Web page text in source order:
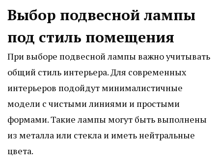
Выбор подвесной лампы
под стиль помещения
При выборе подвесной лампы важно учитывать
общий стиль интерьера. Для современных
интерьеров подойдут минималистичные
модели с чистыми линиями и простыми
формами. Такие лампы могут быть выполнены
из металла или стекла и иметь нейтральные
цвета.